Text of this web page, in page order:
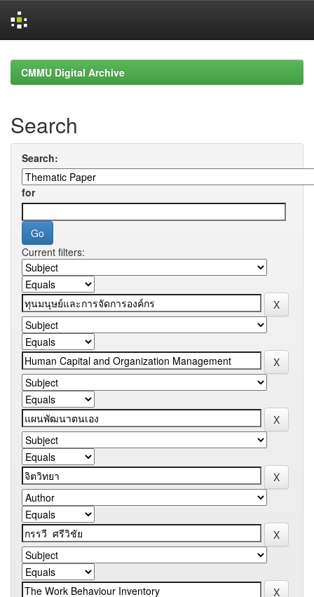
navigationCMMU Digital Archive
Search
Search:
for
Current filters: